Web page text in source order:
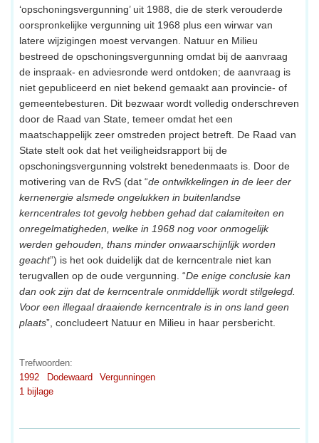
‘opschoningsvergunning’ uit 1988, die de sterk verouderde
oorspronkelijke vergunning uit 1968 plus een wirwar van
latere wijzigingen moest vervangen. Natuur en Milieu
bestreed de opschoningsvergunning omdat bij de aanvraag
de inspraak- en adviesronde werd ontdoken; de aanvraag is
niet gepubliceerd en niet bekend gemaakt aan provincie- of
gemeentebesturen. Dit bezwaar wordt volledig onderschreven
door de Raad van State, temeer omdat het een
maatschappelijk zeer omstreden project betreft. De Raad van
State stelt ook dat het veiligheidsrapport bij de
opschoningsvergunning volstrekt benedenmaats is. Door de
motivering van de RvS (dat “de ontwikkelingen in de leer der
kernenergie alsmede ongelukken in buitenlandse
kerncentrales tot gevolg hebben gehad dat calamiteiten en
onregelmatigheden, welke in 1968 nog voor onmogelijk
werden gehouden, thans minder onwaarschijnlijk worden
geacht”) is het ook duidelijk dat de kerncentrale niet kan
terugvallen op de oude vergunning. “De enige conclusie kan
dan ook zijn dat de kerncentrale onmiddellijk wordt stilgelegd.
Voor een illegaal draaiende kerncentrale is in ons land geen
plaats”, concludeert Natuur en Milieu in haar persbericht.
Trefwoorden:
1992
Dodewaard
Vergunningen
1 bijlage